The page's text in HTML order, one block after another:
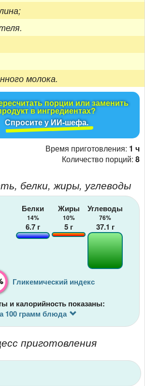
молока.
порции или заменить
в ингредиентах?
Спросите у ИИ-шефа.
Время приготовления: 1 ч
Количество порций: 8
белки, жиры, углеводы
Белки
14%
6.7 г
Жиры
10%
5 г
Углеводы
76%
37.1 г
Гликемический индекс
и калорийность показаны:
100 грамм блюда
приготовления